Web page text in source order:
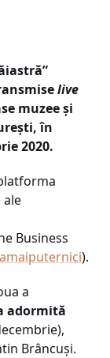
live
muzee și
în
2020.
ale
Business
).
a
adormită
Brâncuși.